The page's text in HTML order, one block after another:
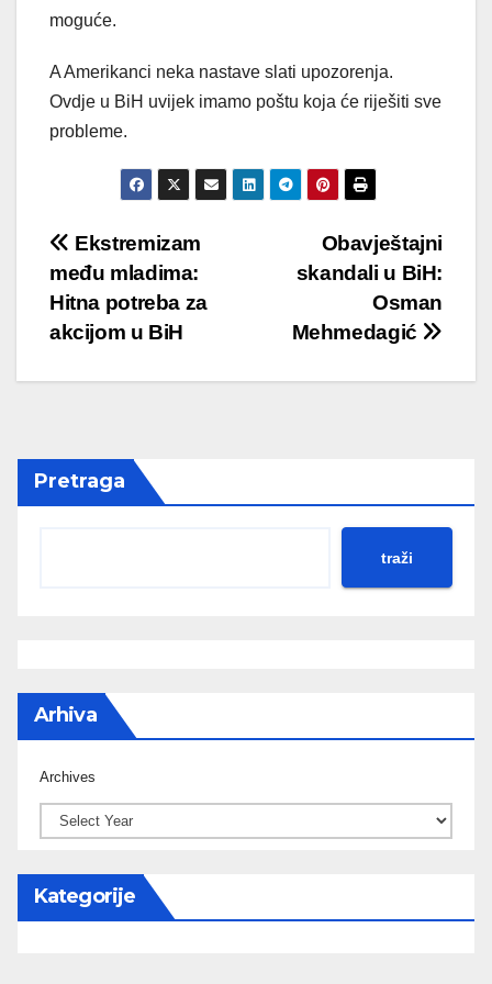
moguće.
A Amerikanci neka nastave slati upozorenja.
Ovdje u BiH uvijek imamo poštu koja će riješiti sve
probleme.
Post
navigation
Obavještajni
skandali u BiH:
Osman
Mehmedagić
Ekstremizam
među mladima:
Hitna potreba za
akcijom u BiH
Pretraga
traži
Arhiva
Archives
Kategorije